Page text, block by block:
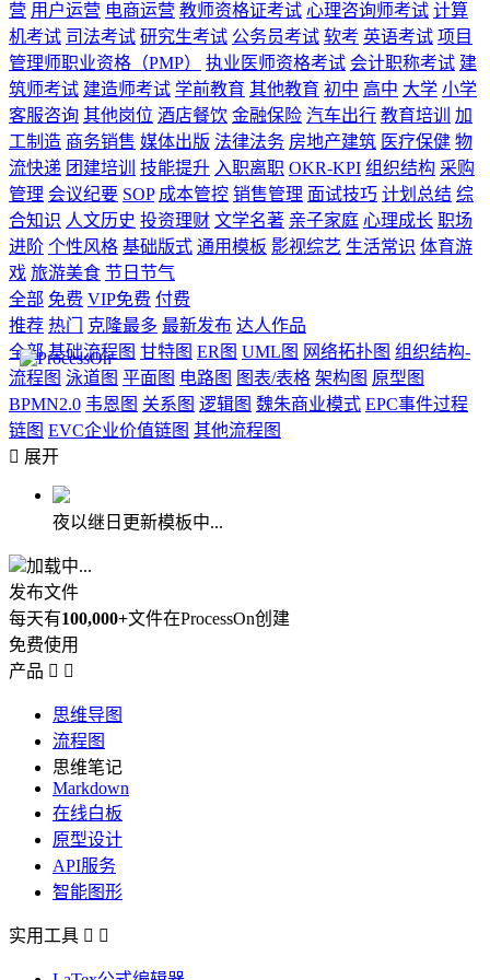
营 用户运营 电商运营 教师资格证考试 心理咨询师考试 计算
机考试 司法考试 研究生考试 公务员考试 软考 英语考试 项目
管理师职业资格（PMP）
执业医师资格考试 会计职称考试 建
筑师考试 建造师考试 学前教育 其他教育 初中 高中 大学 小学
客服咨询 其他岗位 酒店餐饮 金融保险 汽车出行 教育培训
加
工制造 商务销售 媒体出版 法律法务 房地产建筑 医疗保健 物
流快递 团建培训 技能提升 入职离职 OKR-KPI 组织结构 采购
管理 会议纪要 SOP 成本管控 销售管理 面试技巧 计划总结 综
合知识 人文历史 投资理财 文学名著 亲子家庭 心理成长 职场
进阶 个性风格 基础版式 通用模板 影视综艺 生活常识 体育游
戏 旅游美食 节日节气
全部 免费 VIP免费 付费
推荐 热门 克隆最多 最新发布 达人作品
全部 基础流程图 甘特图 ER图 UML图 网络拓扑图 组织结构-
流程图 泳道图 平面图 电路图 图表/表格 架构图 原型图
BPMN2.0 韦恩图 关系图 逻辑图 魏朱商业模式 EPC事件过程
链图 EVC企业价值链图 其他流程图
 展开
夜以继日更新模板中...
加载中...
发布文件
每天有100,000+文件在ProcessOn创建
免费使用
产品  
思维导图
流程图
思维笔记
Markdown
在线白板
原型设计
API服务
智能图形
实用工具  